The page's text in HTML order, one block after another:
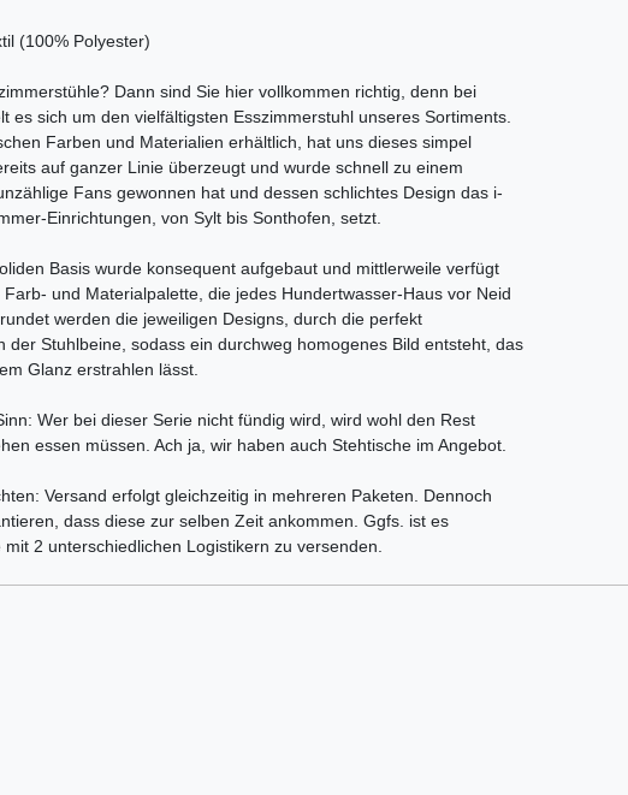
(100% Polyester)
Dann sind Sie hier vollkommen richtig, denn bei
es sich um den vielfältigsten Esszimmerstuhl unseres Sortiments.
Farben und Materialien erhältlich, hat uns dieses simpel
auf ganzer Linie überzeugt und wurde schnell zu einem
Fans gewonnen hat und dessen schlichtes Design das i-
Einrichtungen, von Sylt bis Sonthofen, setzt.
Basis wurde konsequent aufgebaut und mittlerweile verfügt
und Materialpalette, die jedes Hundertwasser-Haus vor Neid
werden die jeweiligen Designs, durch die perfekt
der Stuhlbeine, sodass ein durchweg homogenes Bild entsteht, das
Glanz erstrahlen lässt.
Wer bei dieser Serie nicht fündig wird, wird wohl den Rest
essen müssen. Ach ja, wir haben auch Stehtische im Angebot.
Versand erfolgt gleichzeitig in mehreren Paketen. Dennoch
dass diese zur selben Zeit ankommen. Ggfs. ist es
mit 2 unterschiedlichen Logistikern zu versenden.